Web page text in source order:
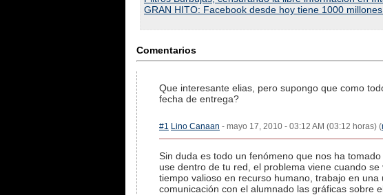
GRAN HITO: Facebook desde hoy tiene 1000
Comentarios
Que interesante elias, pero supongo que como
fecha de entrega?
#1 Lino Canaan - mayo 17, 2010 - 03:12 AM (03:12 horas) (
Sin duda es todo un fenómeno que nos ha
use dentro de tu red, el problema viene cuando
tiempo valioso en recurso humano, trabajo en
comunicación con el alumnado las gráficas sobre